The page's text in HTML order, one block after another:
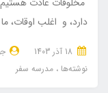
دارد، و اغلب اوقات،
نوشته‌ها
مدرسه سفر